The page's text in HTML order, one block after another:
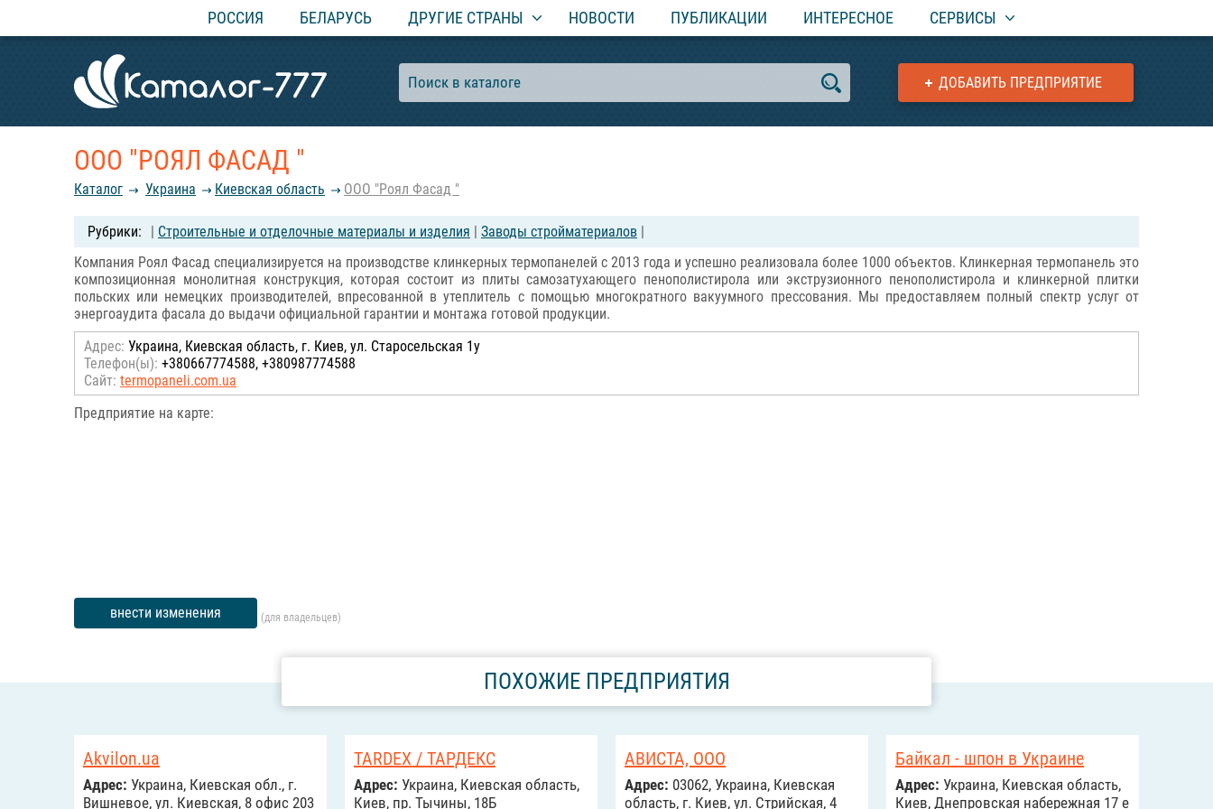
РОССИЯ БЕЛАРУСЬ ДРУГИЕ СТРАНЫ НОВОСТИ ПУБЛИКАЦИИ ИНТЕРЕСНОЕ СЕРВИСЫ
ДОБАВИТЬ ПРЕДПРИЯТИЕ
ООО "РОЯЛ ФАСАД "
Каталог Украина Киевская область ООО "Роял Фасад "
| Строительные и отделочные материалы и изделия | Заводы стройматериалов |
Компания Роял Фасад специализируется на производстве клинкерных термопанелей с 2013 года и успешно реализовала более 1000 объектов. Клинкерная термопанель это
композиционная монолитная конструкция, которая состоит из плиты самозатухающего пенополистирола или экструзионного пенополистирола и клинкерной плитки
польских или немецких производителей, впресованной в утеплитель с помощью многократного вакуумного прессования. Мы предоставляем полный спектр услуг от
энергоаудита фасала до выдачи официальной гарантии и монтажа готовой продукции.
Адрес: Украина, Киевская область, г. Киев, ул. Старосельская 1у
Телефон(ы): +380667774588, +380987774588
Сайт: termopaneli.com.ua
Предприятие на карте:
внести изменения (для владельцев)
ПОХОЖИЕ ПРЕДПРИЯТИЯ
Akvilon.ua
Адрес: Украина, Киевская обл., г.
Вишневое, ул. Киевская, 8 офис 203
TARDEX / ТАРДЕКС
Адрес: Украина, Киевская область,
Киев, пр. Тычины, 18Б
АВИСТА, ООО
Адрес: 03062, Украина, Киевская
область, г. Киев, ул. Стрийская, 4
Байкал - шпон в Украине
Адрес: Украина, Киевская область,
Киев, Днепровская набережная 17 е